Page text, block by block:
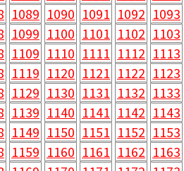
1089 1090 1091 1092 1093
1099 1100 1101 1102 1103
1109 1110 1111 1112 1113
1119 1120 1121 1122 1123
1129 1130 1131 1132 1133
1139 1140 1141 1142 1143
1149 1150 1151 1152 1153
1159 1160 1161 1162 1163